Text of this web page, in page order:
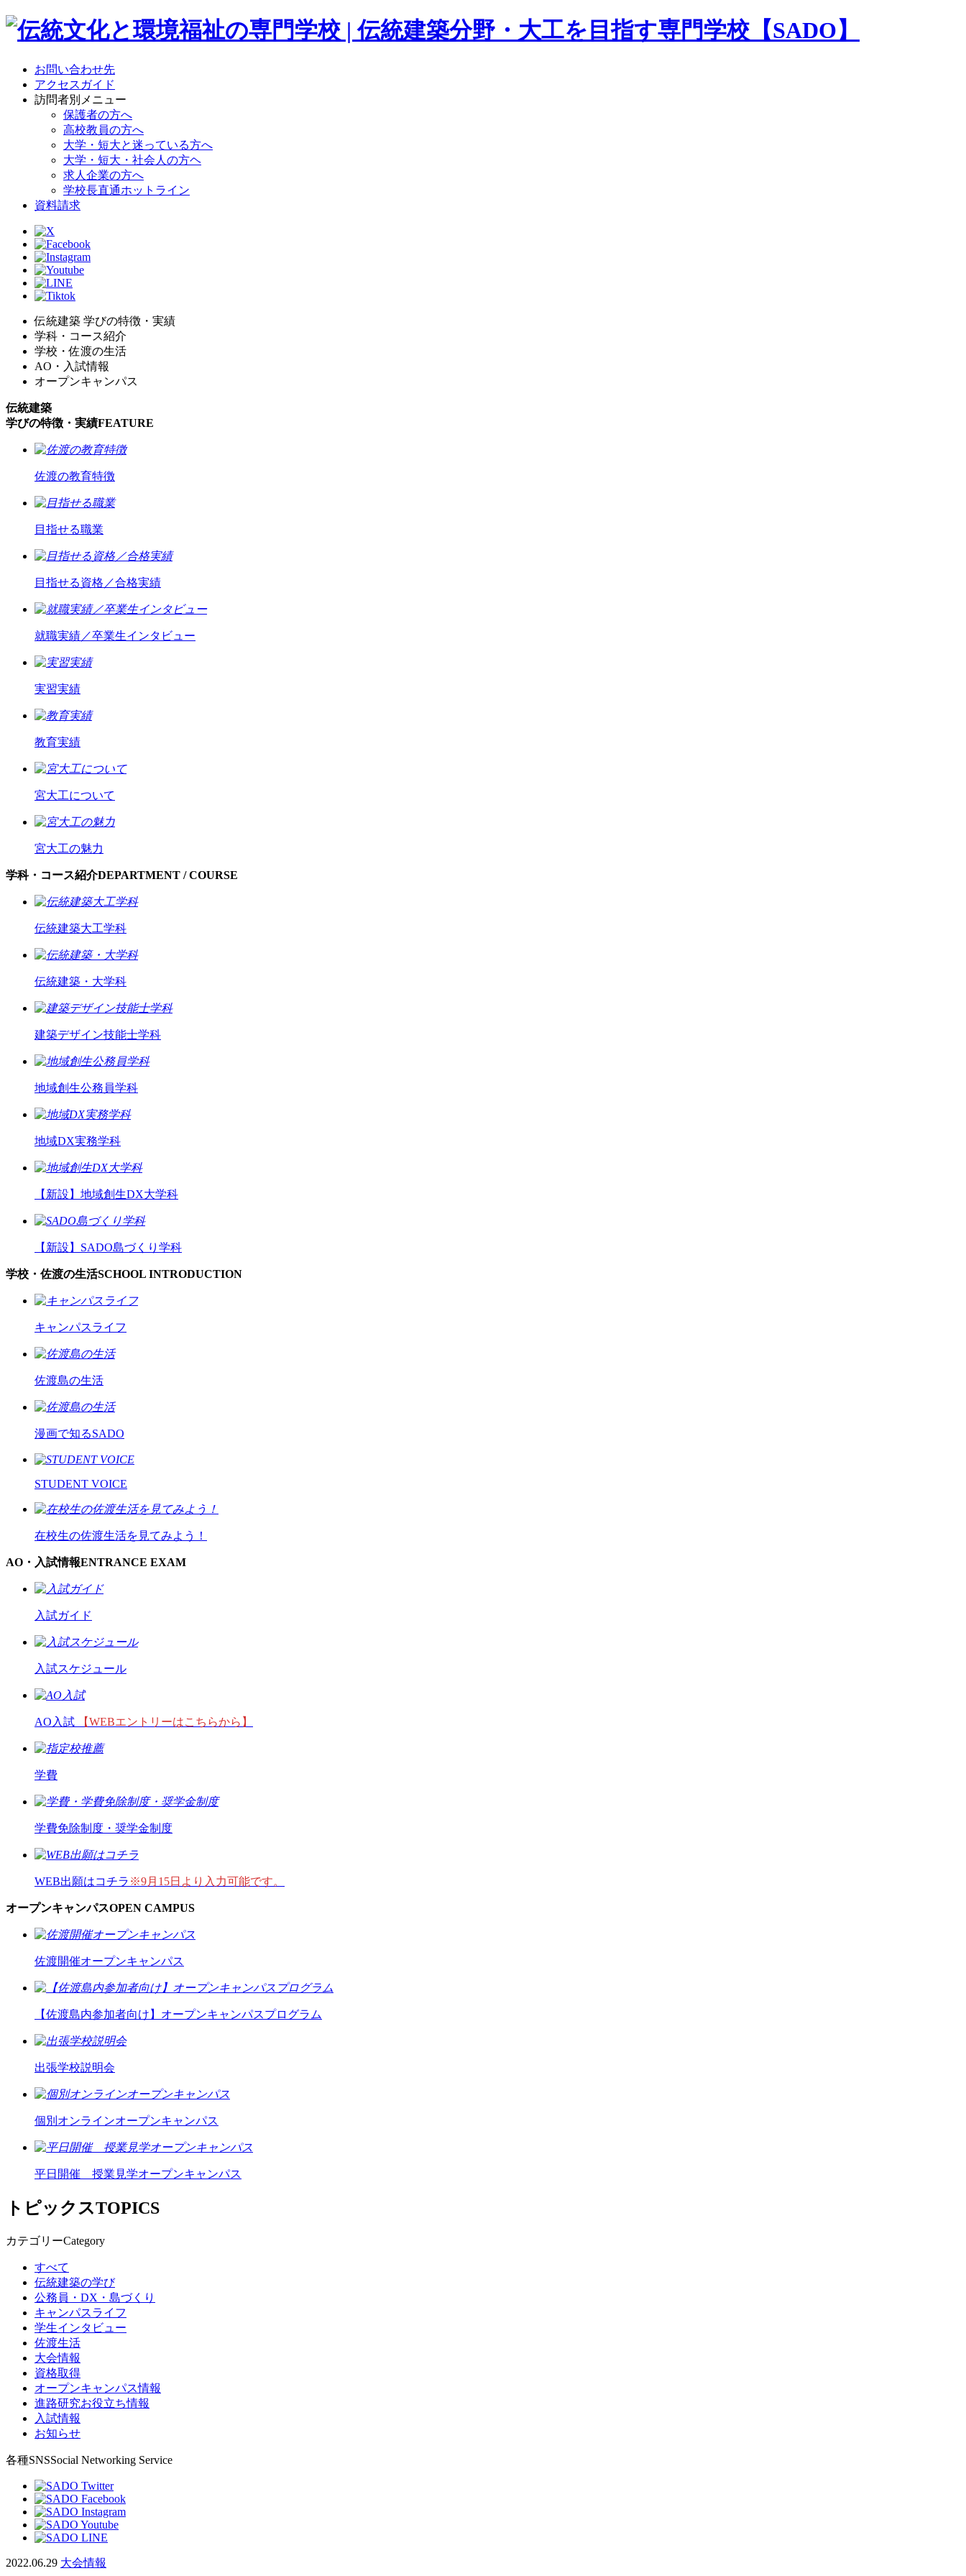
お問い合わせ先
アクセスガイド
訪問者別メニュー
保護者の方へ
高校教員の方へ
大学・短大と迷っている方へ
大学・短大・社会人の方ヘ
求人企業の方へ
学校長直通ホットライン
資料請求
伝統建築 学びの特徴・実績
学科・コース紹介
学校・佐渡の生活
AO・入試情報
オープンキャンパス
伝統建築
学びの特徴・実績FEATURE
佐渡の教育特徴
目指せる職業
目指せる資格／合格実績
就職実績／卒業生インタビュー
実習実績
教育実績
宮大工について
宮大工の魅力
学科・コース紹介DEPARTMENT / COURSE
伝統建築大工学科
伝統建築・大学科
建築デザイン技能士学科
地域創生公務員学科
地域DX実務学科
【新設】 地域創生DX大学科
【新設】 SADO島づくり学科
学校・佐渡の生活SCHOOL INTRODUCTION
キャンパスライフ
佐渡島の生活
漫画で知るSADO
STUDENT VOICE
在校生の佐渡生活を見てみよう！
AO・入試情報ENTRANCE EXAM
入試ガイド
入試スケジュール
AO入試 【WEBエントリーはこちらから】
学費
学費免除制度・奨学金制度
WEB出願はコチラ ※9月15日より入力可能です。
オープンキャンパスOPEN CAMPUS
佐渡開催オープンキャンパス
【佐渡島内参加者向け】オープンキャンパスプログラム
出張学校説明会
個別オンラインオープンキャンパス
平日開催 授業見学オープンキャンパス
トピックスTOPICS
カテゴリーCategory
すべて
伝統建築の学び
公務員・DX・島づくり
キャンパスライフ
学生インタビュー
佐渡生活
大会情報
資格取得
オープンキャンパス情報
進路研究お役立ち情報
入試情報
お知らせ
各種SNSSocial Networking Service
2022.06.29 大会情報